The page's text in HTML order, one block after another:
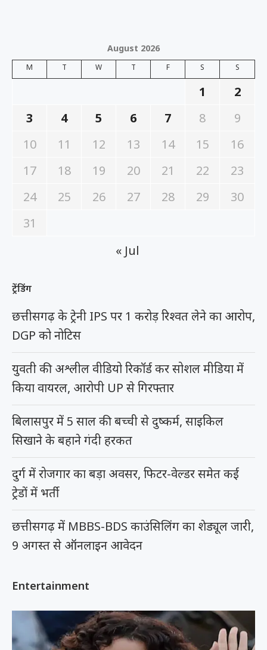
August 2026
M T W T F S S
1
2
3
4 5 6 7 8
9
10
11 12 13 14 15
16
17
18 19 20 21 22
23
24
25 26 27 28 29
30
31
« Jul
ट्रेंडिंग
छत्तीसगढ़ के ट्रेनी IPS पर 1 करोड़ रिश्वत लेने का आरोप,
DGP को नोटिस
युवती की अश्लील वीडियो रिकॉर्ड कर सोशल मीडिया में
किया वायरल, आरोपी UP से गिरफ्तार
बिलासपुर में 5 साल की बच्ची से दुष्कर्म, साइकिल
सिखाने के बहाने गंदी हरकत
दुर्ग में रोजगार का बड़ा अवसर, फिटर-वेल्डर समेत कई
ट्रेडों में भर्ती
छत्तीसगढ़ में MBBS-BDS काउंसिलिंग का शेड्यूल जारी,
9 अगस्त से ऑनलाइन आवेदन
Entertainment